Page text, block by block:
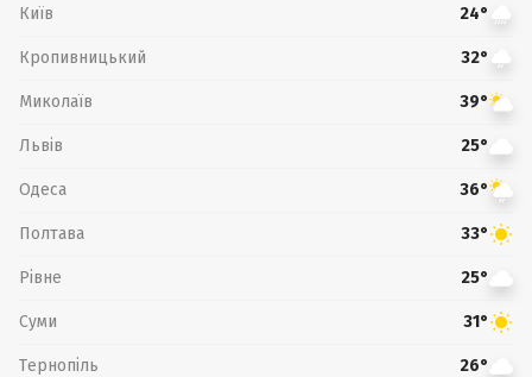
Київ 24°
Кропивницький 32°
Миколаїв 39°
Львів 25°
Одеса 36°
Полтава 33°
Рівне 25°
Суми 31°
Тернопіль 26°